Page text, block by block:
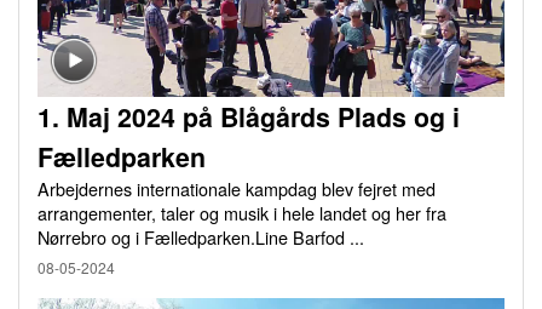
1. Maj 2024 på Blågårds Plads og i
Fælledparken
Arbejdernes internationale kampdag blev fejret med
arrangementer, taler og musik i hele landet og her fra
Nørrebro og i Fælledparken.Line Barfod ...
08-05-2024